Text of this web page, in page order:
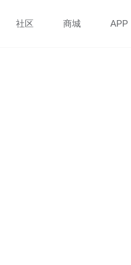
社区 商城 APP